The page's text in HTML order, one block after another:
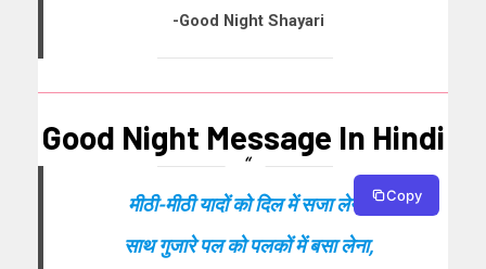
-Good Night Shayari
Good Night Message In Hindi
मीठी-मीठी यादों को दिल में सजा लेना,
साथ गुजारे पल को पलकों में बसा लेना,
Copy